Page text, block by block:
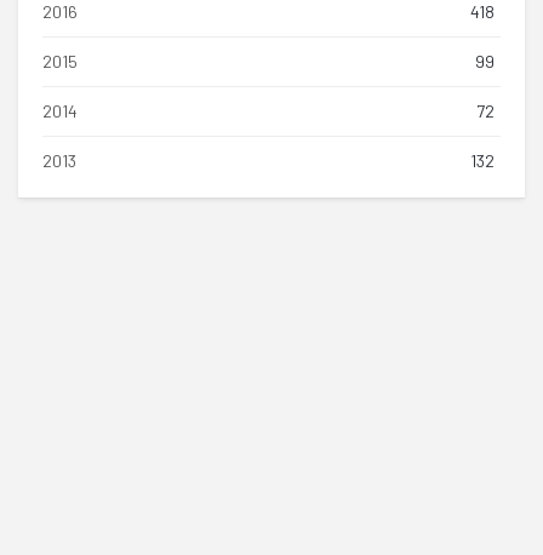
2016 418
2015 99
2014 72
2013 132